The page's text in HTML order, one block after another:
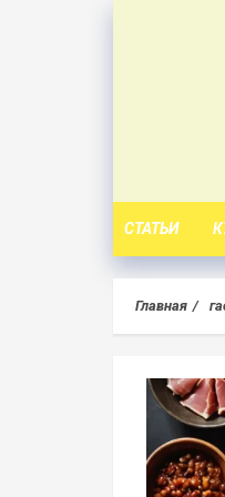
СТАТЬИ
Главная